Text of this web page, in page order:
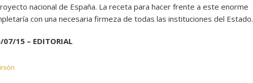
nacional de España. La receta para hacer frente a este enorme
con una necesaria firmeza de todas las instituciones del Estado.
07/15 – EDITORIAL